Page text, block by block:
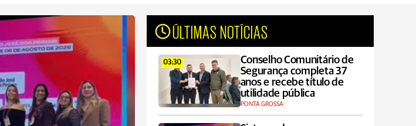
ÚLTIMAS NOTÍCIAS
03:30
Conselho Comunitário de
Segurança completa 37
anos e recebe título de
utilidade pública
PONTA GROSSA